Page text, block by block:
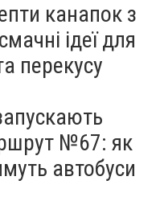
закладів громадського
міськради
канапок з
ідеї для
перекусу
№67: як
автобуси